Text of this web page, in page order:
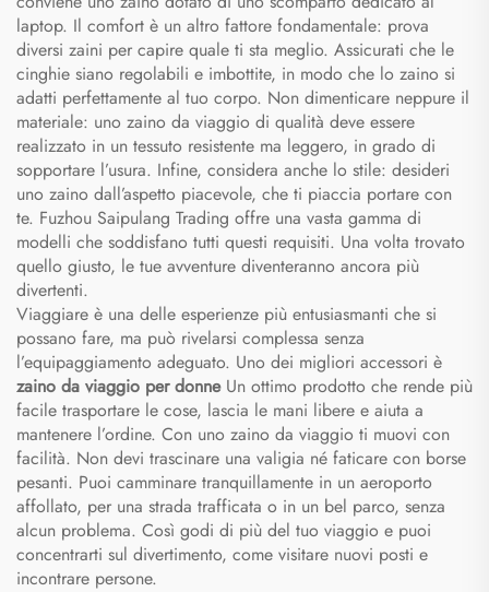
laptop. Il comfort è un altro fattore fondamentale: prova
diversi zaini per capire quale ti sta meglio. Assicurati che le
cinghie siano regolabili e imbottite, in modo che lo zaino si
adatti perfettamente al tuo corpo. Non dimenticare neppure il
materiale: uno zaino da viaggio di qualità deve essere
realizzato in un tessuto resistente ma leggero, in grado di
sopportare l’usura. Infine, considera anche lo stile: desideri
uno zaino dall’aspetto piacevole, che ti piaccia portare con
te. Fuzhou Saipulang Trading offre una vasta gamma di
modelli che soddisfano tutti questi requisiti. Una volta trovato
quello giusto, le tue avventure diventeranno ancora più
divertenti.
Viaggiare è una delle esperienze più entusiasmanti che si
possano fare, ma può rivelarsi complessa senza
l’equipaggiamento adeguato. Uno dei migliori accessori è
zaino da viaggio per donne Un ottimo prodotto che rende più
facile trasportare le cose, lascia le mani libere e aiuta a
mantenere l’ordine. Con uno zaino da viaggio ti muovi con
facilità. Non devi trascinare una valigia né faticare con borse
pesanti. Puoi camminare tranquillamente in un aeroporto
affollato, per una strada trafficata o in un bel parco, senza
alcun problema. Così godi di più del tuo viaggio e puoi
concentrarti sul divertimento, come visitare nuovi posti e
incontrare persone.